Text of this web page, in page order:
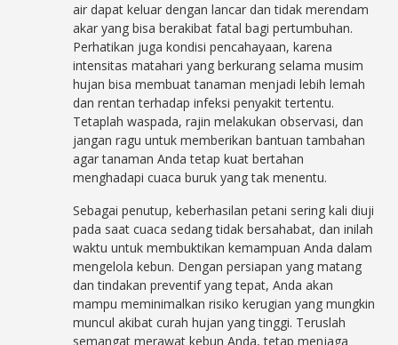
air dapat keluar dengan lancar dan tidak merendam
akar yang bisa berakibat fatal bagi pertumbuhan.
Perhatikan juga kondisi pencahayaan, karena
intensitas matahari yang berkurang selama musim
hujan bisa membuat tanaman menjadi lebih lemah
dan rentan terhadap infeksi penyakit tertentu.
Tetaplah waspada, rajin melakukan observasi, dan
jangan ragu untuk memberikan bantuan tambahan
agar tanaman Anda tetap kuat bertahan
menghadapi cuaca buruk yang tak menentu.
Sebagai penutup, keberhasilan petani sering kali diuji
pada saat cuaca sedang tidak bersahabat, dan inilah
waktu untuk membuktikan kemampuan Anda dalam
mengelola kebun. Dengan persiapan yang matang
dan tindakan preventif yang tepat, Anda akan
mampu meminimalkan risiko kerugian yang mungkin
muncul akibat curah hujan yang tinggi. Teruslah
semangat merawat kebun Anda, tetap menjaga